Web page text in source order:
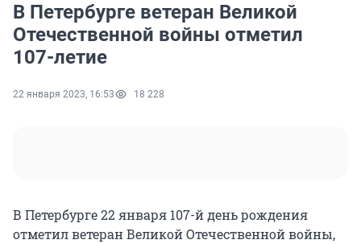
В Петербурге ветеран Великой
Отечественной войны отметил
107-летие
22 января 2023, 16:53 18 228
В Петербурге 22 января 107-й день рождения
отметил ветеран Великой Отечественной войны,